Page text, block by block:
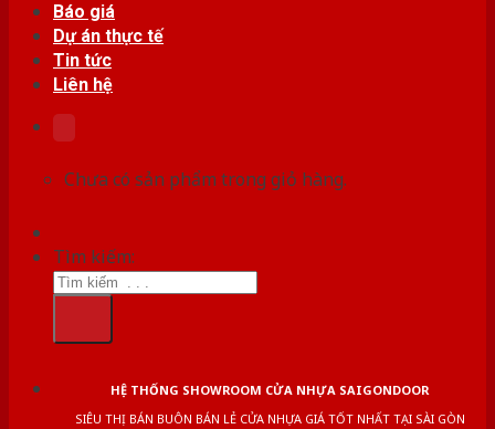
Báo giá
Dự án thực tế
Tin tức
Liên hệ
Chưa có sản phẩm trong giỏ hàng.
Tìm kiếm:
HỆ THỐNG SHOWROOM CỬA NHỰA SAIGONDOOR
SIÊU THỊ BÁN BUÔN BÁN LẺ CỬA NHỰA GIÁ TỐT NHẤT TẠI SÀI GÒN